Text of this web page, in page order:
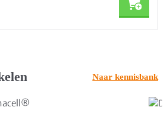
Naar kennisbank